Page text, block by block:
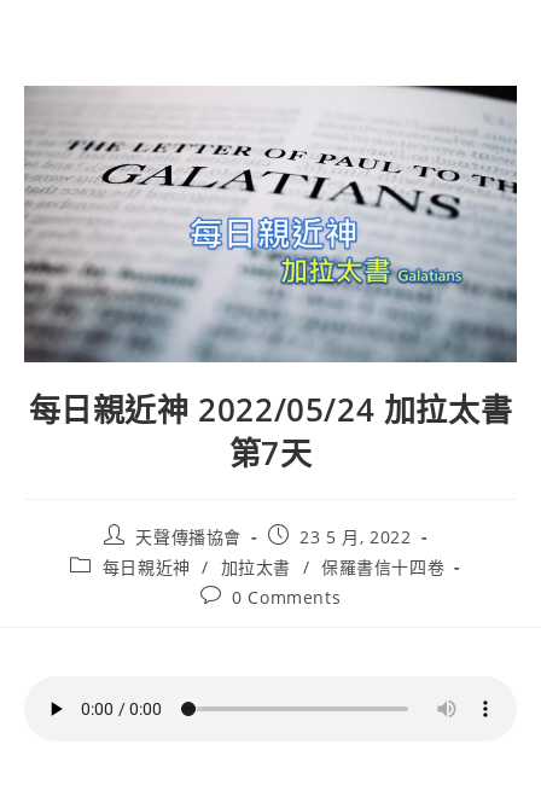
每日親近神 2022/05/24 加拉太書
第7天
天聲傳播協會
23 5 月, 2022
每日親近神
/ 加拉太書 / 保羅書信十四卷
0 Comments